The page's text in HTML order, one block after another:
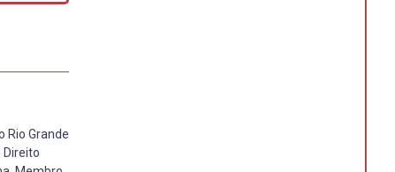
Rio Grande
Direito